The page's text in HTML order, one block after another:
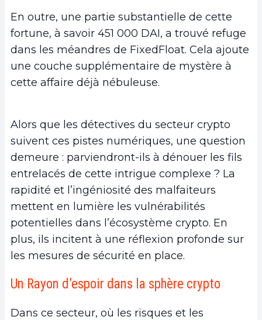
En outre, une partie substantielle de cette
fortune, à savoir 451 000 DAI, a trouvé refuge
dans les méandres de FixedFloat. Cela ajoute
une couche supplémentaire de mystère à
cette affaire déjà nébuleuse.
Alors que les détectives du secteur crypto
suivent ces pistes numériques, une question
demeure : parviendront-ils à dénouer les fils
entrelacés de cette intrigue complexe ? La
rapidité et l’ingéniosité des malfaiteurs
mettent en lumière les vulnérabilités
potentielles dans l’écosystème crypto. En
plus, ils incitent à une réflexion profonde sur
les mesures de sécurité en place.
Un Rayon d’espoir dans la sphère crypto
Dans ce secteur, où les risques et les